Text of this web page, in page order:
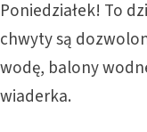
Poniedziałek! To
chwyty są
wodę, balony
wiaderka.